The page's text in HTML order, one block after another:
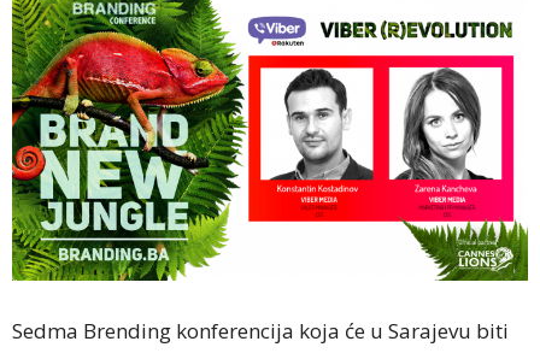
Sedma Brending konferencija koja će u Sarajevu biti